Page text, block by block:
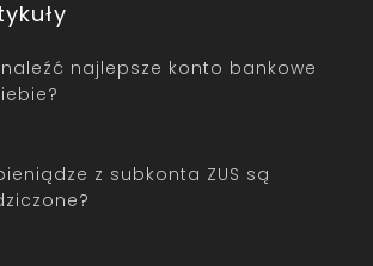
najlepsze konto bankowe
z subkonta ZUS są